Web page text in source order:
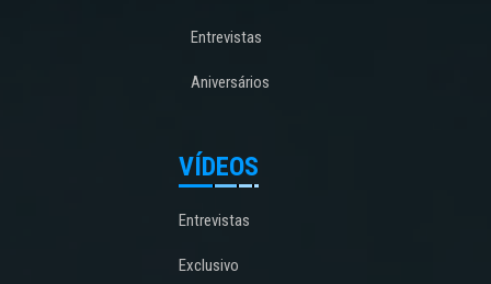
Entrevistas
Aniversários
VÍDEOS
Entrevistas
Exclusivo